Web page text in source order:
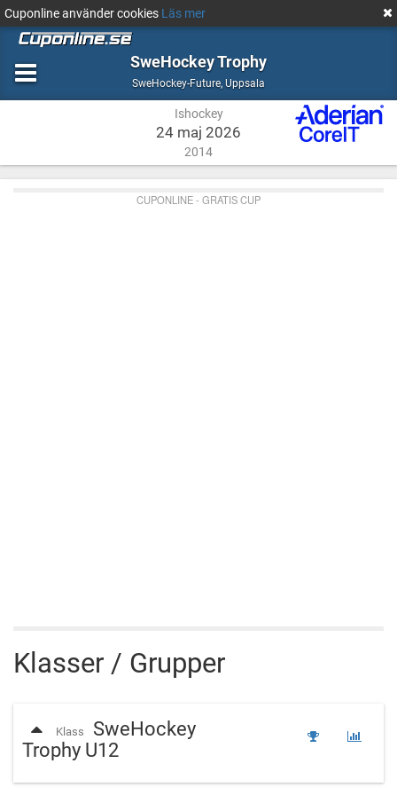
Cuponline använder cookies Läs mer
SweHockey Trophy
SweHockey-Future, Ishockey
UppsalaUppsala
Ishockey
24 maj 2026
2014
CUPONLINE - GRATIS CUP
Klasser / Grupper
Klass
SweHockey
Trophy U12